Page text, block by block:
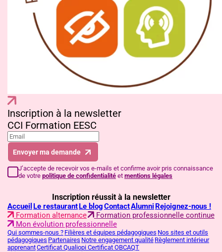
Inscription à la newsletter
CCI Formation EESC
Envoyer ma demande
J’accepte de recevoir vos e-mails et confirme avoir pris connaissance
de votre politique de confidentialité et mentions légales
Inscription réussit à la newsletter
Accueil Le restaurantLe blogContactAlumni Rejoignez-nous !
Formation alternance
Formation professionnelle continue
Mon évolution professionnelle
Qui sommes-nous ? Filières et équipes pédagogiques Nos sites et outils
pédagogiques Partenaires Notre engagement qualité Règlement intérieur
apprenantCertificat Qualiopi Certificat OBCAQT